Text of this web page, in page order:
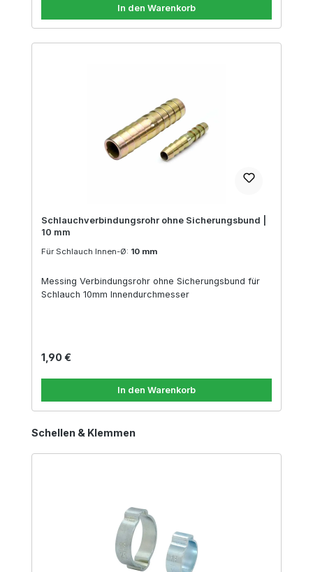
In den Warenkorb
Schlauchverbindungsrohr ohne Sicherungsbund |
10 mm
Für Schlauch Innen-Ø: 10 mm
Messing Verbindungsrohr ohne Sicherungsbund für
Schlauch 10mm Innendurchmesser
Regulärer Preis:
1,90 €
In den Warenkorb
Produktgalerie überspringen
Schellen & Klemmen